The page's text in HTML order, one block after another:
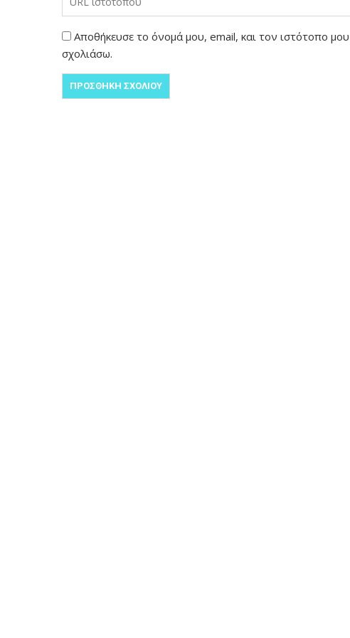
Αποθήκευσε το όνομά μου, email, και τον ιστότοπο
σχολιάσω.